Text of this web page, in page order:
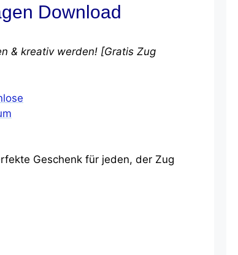
Download
& kreativ werden! [Gratis Zug
Geschenk für jeden, der Zug